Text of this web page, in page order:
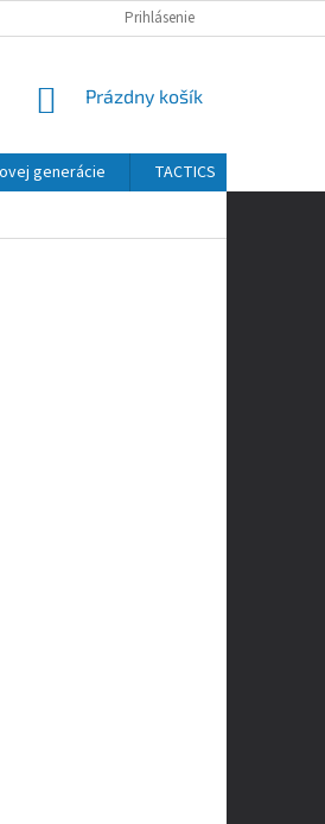
Prihlásenie
NÁKUPNÝ
Prázdny košík
generácie TACTICS